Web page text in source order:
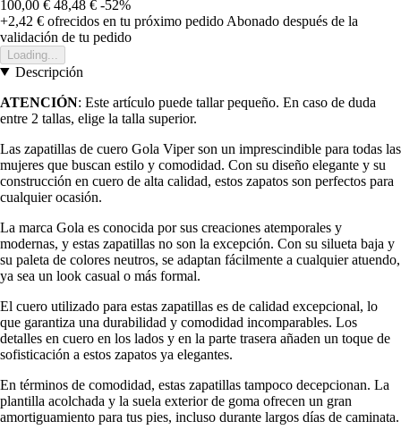
100,00 € 48,48 € -52%
+2,42 € ofrecidos en tu próximo pedido Abonado después de la
validación de tu pedido
Loading...
Descripción
ATENCIÓN: Este artículo puede tallar pequeño. En caso de duda
entre 2 tallas, elige la talla superior.
Las zapatillas de cuero Gola Viper son un imprescindible para todas las
mujeres que buscan estilo y comodidad. Con su diseño elegante y su
construcción en cuero de alta calidad, estos zapatos son perfectos para
cualquier ocasión.
La marca Gola es conocida por sus creaciones atemporales y
modernas, y estas zapatillas no son la excepción. Con su silueta baja y
su paleta de colores neutros, se adaptan fácilmente a cualquier atuendo,
ya sea un look casual o más formal.
El cuero utilizado para estas zapatillas es de calidad excepcional, lo
que garantiza una durabilidad y comodidad incomparables. Los
detalles en cuero en los lados y en la parte trasera añaden un toque de
sofisticación a estos zapatos ya elegantes.
En términos de comodidad, estas zapatillas tampoco decepcionan. La
plantilla acolchada y la suela exterior de goma ofrecen un gran
amortiguamiento para tus pies, incluso durante largos días de caminata.